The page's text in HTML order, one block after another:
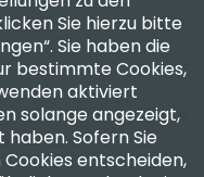
Sie hierzu bitte
Sie haben die
bestimmte Cookies,
aktiviert
solange angezeigt,
Sofern Sie
entscheiden,